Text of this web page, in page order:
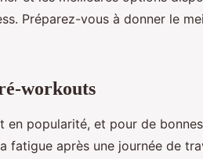
Préparez-vous à donner le
workouts
en popularité, et pour de
fatigue après une journée de